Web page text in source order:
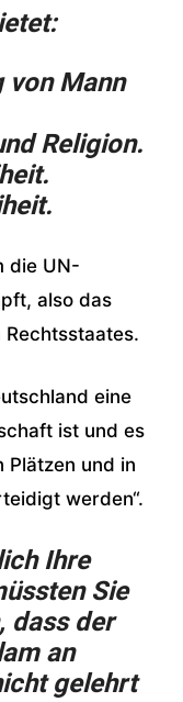
von Mann
Religion.
die UN-
also das
eine
ist und es
Plätzen und in
werden“.
Ihre
Sie
dass der
an
gelehrt